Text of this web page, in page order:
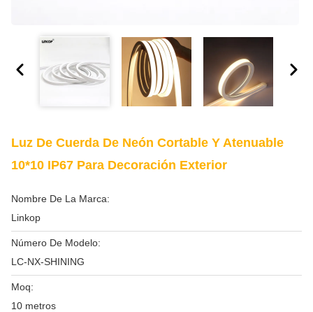
Luz De Cuerda De Neón Cortable Y Atenuable
10*10 IP67 Para Decoración Exterior
Nombre De La Marca:
Linkop
Número De Modelo:
LC-NX-SHINING
Moq:
10 metros